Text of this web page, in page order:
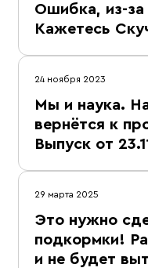
Ошибка, из-
Кажетесь
24 ноября 2023
Мы и наука.
вернётся к
Выпуск от
29 марта 2025
Это нужно
подкормки!
и не будет